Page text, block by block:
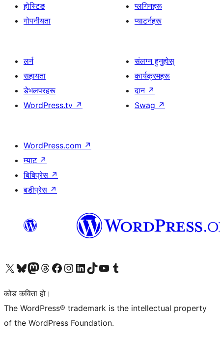
होस्टिङ
गोपनीयता
प्लगिनहरू
प्याटर्नहरू
लर्न
सहायता
डेभलपरहरू
WordPress.tv ↗
संलग्न हुनुहोस्
कार्यक्रमहरू
दान ↗
Swag ↗
WordPress.com ↗
म्याट ↗
बिबिप्रेस ↗
बडीप्रेस ↗
हाम्रो X (पहिले ट्विटर) खातामा जानुहोस्
हाम्रो Bluesky खाता भ्रमण गर्नुहोस्
हाम्रो म्यास्टोडन खाता भ्रमण गर्नुहोस्
हाम्रो थ्रेड्स खातामा जानुहोस्
हाम्रो फेसबुक पेजमा जानुहोस्
हाम्रो इन्स्टाग्राम खातामा जानुहोस्
हाम्रो लिङ्क्डइन खातामा जानुहोस्
हाम्रो TikTok खाता भ्रमण गर्नुहोस्
हाम्रो युट्युब च्यानलमा जानुहोस्
हाम्रो टम्बलर खाता भ्रमण गर्नुहोस्
कोड कविता हो।
The WordPress® trademark is the intellectual property
of the WordPress Foundation.